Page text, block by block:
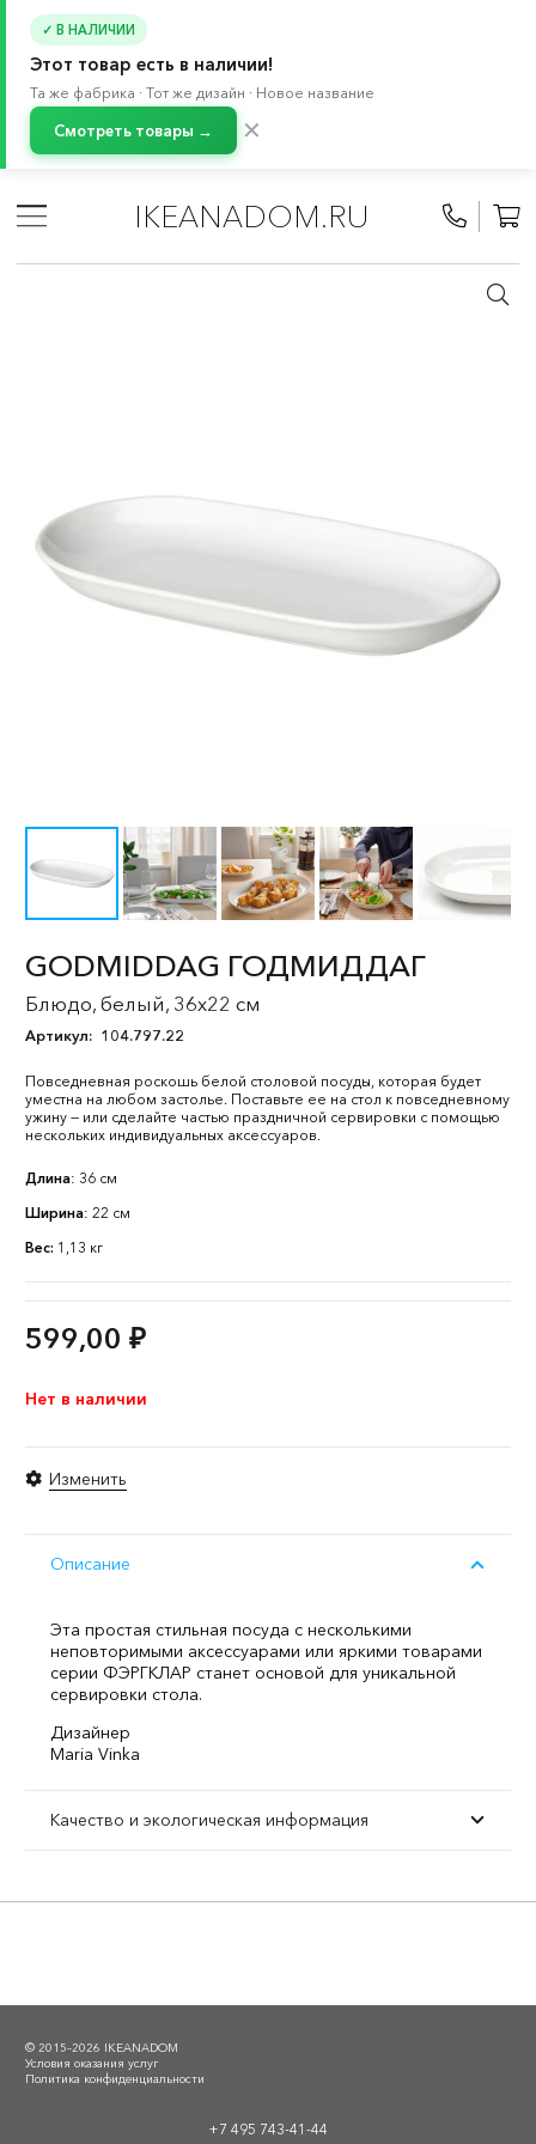
✓ В НАЛИЧИИ
Этот товар есть в наличии!
Та же фабрика · Тот же дизайн · Новое название
Смотреть товары → ✕
IKEANADOM.RU
Посуда для сервировки / Сервировочные блюда
GODMIDDAG ГОДМИДДАГ
Блюдо, белый, 36x22 см
Артикул: 104.797.22
Повседневная роскошь белой столовой посуды, которая будет
уместна на любом застолье. Поставьте ее на стол к повседневному
ужину — или сделайте частью праздничной сервировки с помощью
нескольких индивидуальных аксессуаров.
Длина: 36 см
Ширина: 22 см
Вес: 1,13 кг
599,00 ₽
Нет в наличии
Изменить
Описание
Эта простая стильная посуда с несколькими
неповторимыми аксессуарами или яркими товарами
серии ФЭРГКЛАР станет основой для уникальной
сервировки стола.
Дизайнер
Maria Vinka
Качество и экологическая информация
© 2015–2026 IKEANADOM
Условия оказания услуг
Политика конфиденциальности
+7 495 743-41-44